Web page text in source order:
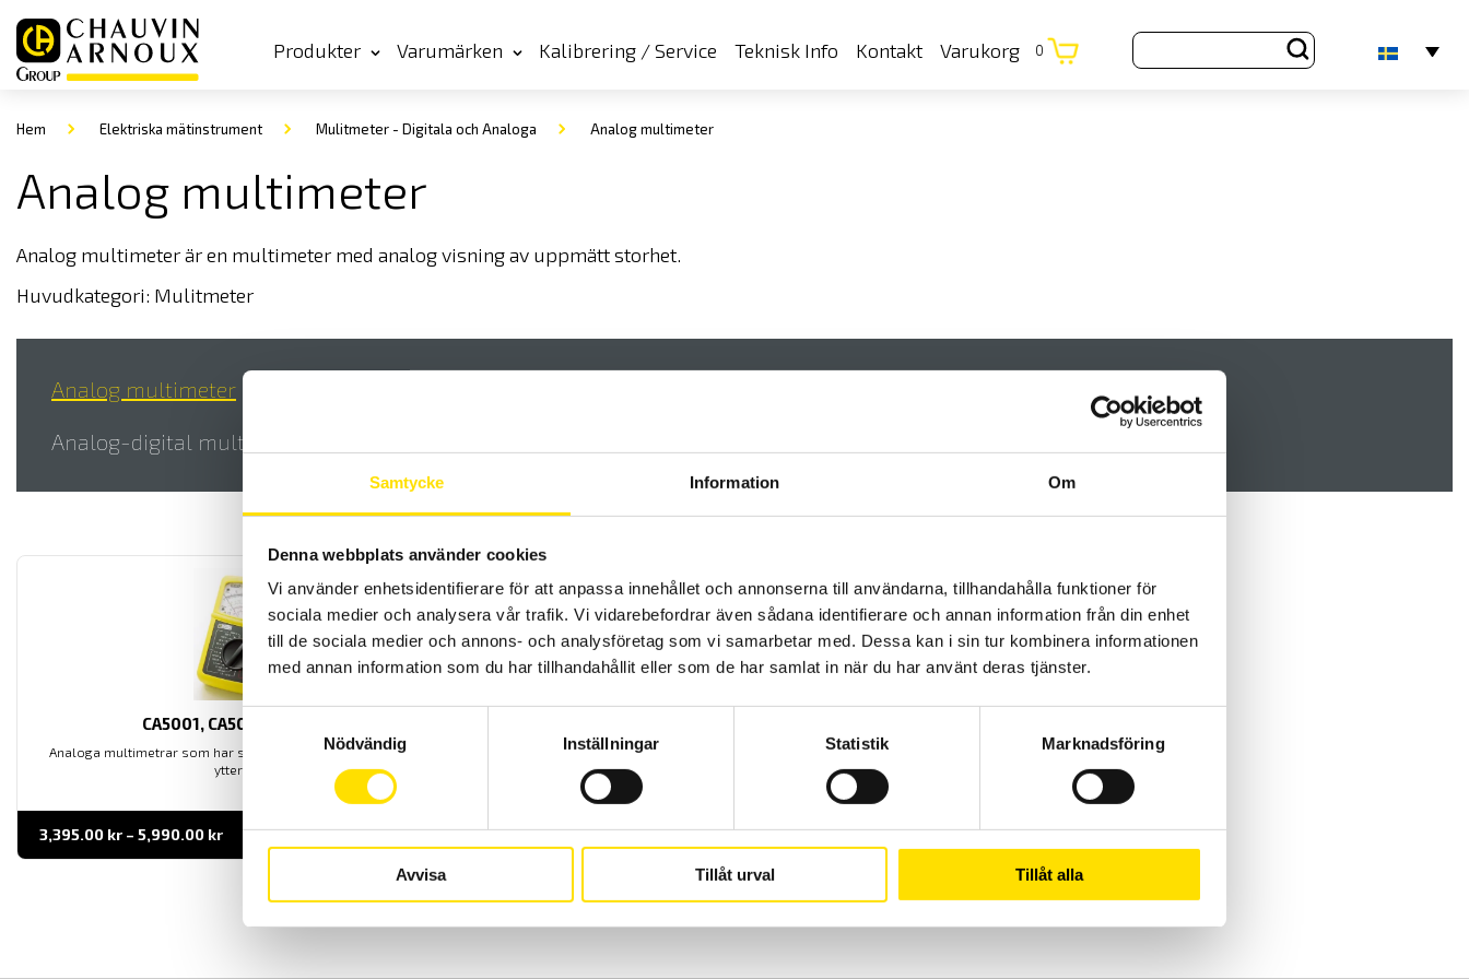
Samtycke Information Om
Denna webbplats använder cookies
Vi använder enhetsidentifierare för att anpassa innehållet och annonserna till användarna, tillhandahålla funktioner för
sociala medier och analysera vår trafik. Vi vidarebefordrar även sådana identifierare och annan information från din enhet
till de sociala medier och annons- och analysföretag som vi samarbetar med. Dessa kan i sin tur kombinera informationen
med annan information som du har tillhandahållit eller som de har samlat in när du har använt deras tjänster.
Samtyckesval
Nödvändig
Inställningar Statistik Marknadsföring
Avvisa Tillåt urval Tillåt alla
Produkter Varumärken Kalibrering / Service Teknisk Info Kontakt Varukorg 0
Hem Elektriska mätinstrument Mulitmeter - Digitala och Analoga Analog multimeter
Analog multimeter
Analog multimeter är en multimeter med analog visning av uppmätt storhet.
Huvudkategori: Mulitmeter
Analog multimeter
Analog-digital multimeter
CA5001, CA5003 & CA5005
Analoga multimetrar som har summerfunktion samt kompakta
yttermått.
3,395.00 kr – 5,990.00 krPrisintervall:
3,395.00 kr
till
LÄS MER
Analog multimeter för mätning upp till 1500 V AC/DC med
extrafunktioner som kontinuitets- och summerfunktion samt
3,180.00kr LÄS MER